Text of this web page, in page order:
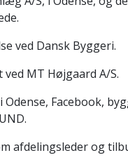
ved Dansk Byggeri.
ved MT Højgaard A/S.
Facebook,
afdelingsleder og